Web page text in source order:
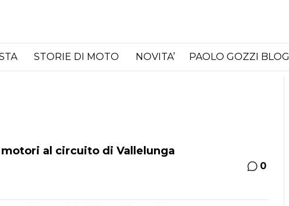
STORIE DI MOTO NOVITA’ PAOLO GOZZI BLOG
motori al circuito di Vallelunga
0